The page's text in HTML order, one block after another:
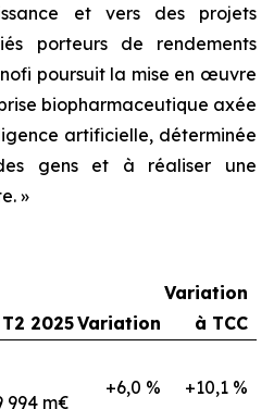
et vers des projets
porteurs de rendements
poursuit la mise en œuvre
biopharmaceutique axée
artificielle, déterminée
gens et à réaliser une
»
T2 2025Variation
Variation
à TCC
994 m€
+6,0 % +10,1 %